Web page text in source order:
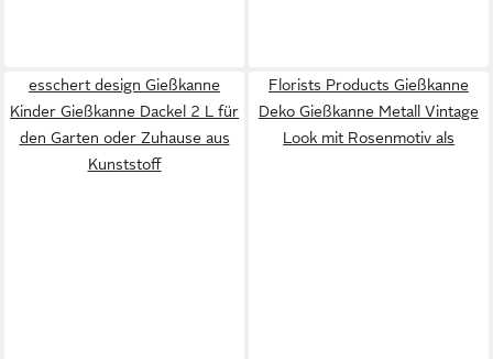
esschert design Gießkanne
Kinder Gießkanne Dackel 2 L für
den Garten oder Zuhause aus
Kunststoff
Florists Products Gießkanne
Deko Gießkanne Metall Vintage
Look mit Rosenmotiv als